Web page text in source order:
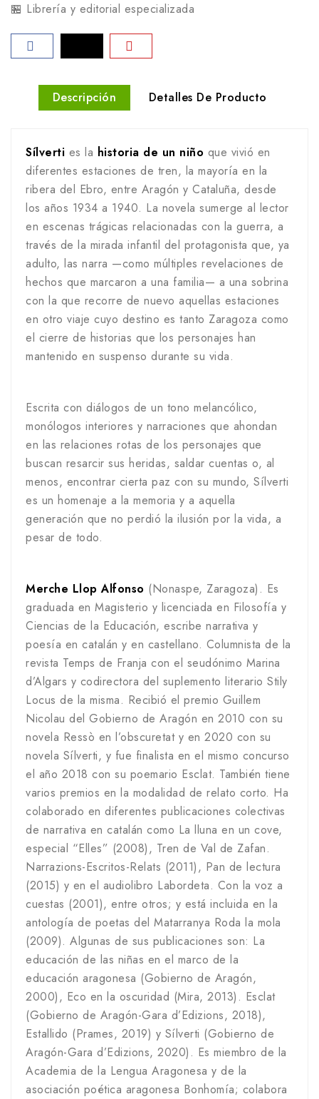
🏪 Librería y editorial especializada
Descripción Detalles De Producto
Sílverti es la historia de un niño que vivió en
diferentes estaciones de tren, la mayoría en la
ribera del Ebro, entre Aragón y Cataluña, desde
los años 1934 a 1940. La novela sumerge al lector
en escenas trágicas relacionadas con la guerra, a
través de la mirada infantil del protagonista que, ya
adulto, las narra —como múltiples revelaciones de
hechos que marcaron a una familia— a una sobrina
con la que recorre de nuevo aquellas estaciones
en otro viaje cuyo destino es tanto Zaragoza como
el cierre de historias que los personajes han
mantenido en suspenso durante su vida.
Escrita con diálogos de un tono melancólico,
monólogos interiores y narraciones que ahondan
en las relaciones rotas de los personajes que
buscan resarcir sus heridas, saldar cuentas o, al
menos, encontrar cierta paz con su mundo, Sílverti
es un homenaje a la memoria y a aquella
generación que no perdió la ilusión por la vida, a
pesar de todo.
Merche Llop Alfonso (Nonaspe, Zaragoza). Es
graduada en Magisterio y licenciada en Filosofía y
Ciencias de la Educación, escribe narrativa y
poesía en catalán y en castellano. Columnista de la
revista Temps de Franja con el seudónimo Marina
d’Algars y codirectora del suplemento literario Stily
Locus de la misma. Recibió el premio Guillem
Nicolau del Gobierno de Aragón en 2010 con su
novela Ressò en l’obscuretat y en 2020 con su
novela Sílverti, y fue finalista en el mismo concurso
el año 2018 con su poemario Esclat. También tiene
varios premios en la modalidad de relato corto. Ha
colaborado en diferentes publicaciones colectivas
de narrativa en catalán como La lluna en un cove,
especial “Elles” (2008), Tren de Val de Zafan.
Narrazions-Escritos-Relats (2011), Pan de lectura
(2015) y en el audiolibro Labordeta. Con la voz a
cuestas (2001), entre otros; y está incluida en la
antología de poetas del Matarranya Roda la mola
(2009). Algunas de sus publicaciones son: La
educación de las niñas en el marco de la
educación aragonesa (Gobierno de Aragón,
2000), Eco en la oscuridad (Mira, 2013). Esclat
(Gobierno de Aragón-Gara d’Edizions, 2018),
Estallido (Prames, 2019) y Sílverti (Gobierno de
Aragón-Gara d’Edizions, 2020). Es miembro de la
Academia de la Lengua Aragonesa y de la
asociación poética aragonesa Bonhomía; colabora